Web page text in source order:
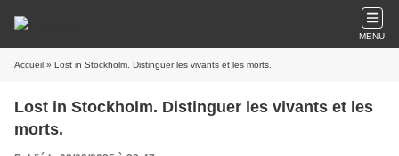
MENU
Accueil » Lost in Stockholm. Distinguer les vivants et les morts.
Lost in Stockholm. Distinguer les vivants et les
morts.